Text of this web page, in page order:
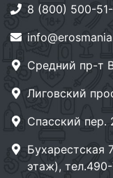
8 (800) 500-
Средний пр-т
Лиговский
Спасский пер.
этаж),